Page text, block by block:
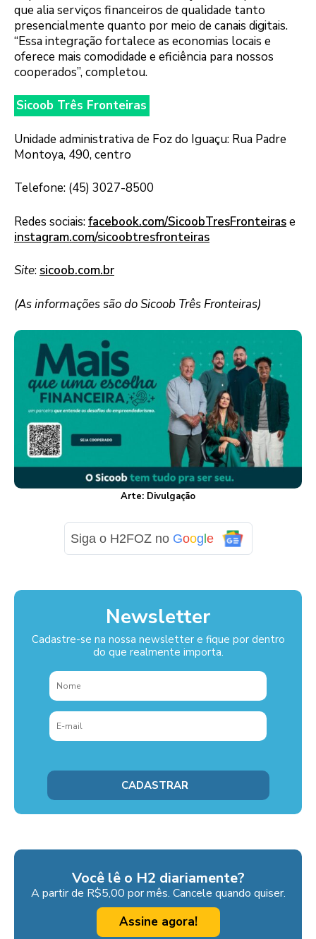
que alia serviços financeiros de qualidade tanto
presencialmente quanto por meio de canais digitais.
“Essa integração fortalece as economias locais e
oferece mais comodidade e eficiência para nossos
cooperados”, completou.
Sicoob Três Fronteiras
Unidade administrativa de Foz do Iguaçu: Rua Padre
Montoya, 490, centro
Telefone: (45) 3027-8500
Redes sociais:facebook.com/SicoobTresFronteirase
instagram.com/sicoobtresfronteiras
Site: sicoob.com.br
(As informações são do Sicoob Três Fronteiras)
Arte: Divulgação
Siga o H2FOZ no Google
Newsletter
Cadastre-se na nossa newsletter e fique por dentro
do que realmente importa.
Você lê o H2 diariamente?
A partir de R$5,00 por mês. Cancele quando quiser.
Assine agora!